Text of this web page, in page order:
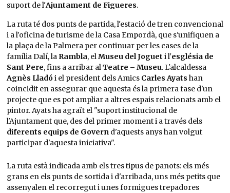
suport de l'Ajuntament de Figueres.
La ruta té dos punts de partida, l'estació de tren convencional
i a l'oficina de turisme de la Casa Empordà, que s'unifiquen a
la plaça de la Palmera per continuar per les cases de la
família Dalí, la Rambla, elMuseu del Joguet i l'església de
Sant Pere, fins a arribar alTeatre – Museu. L'alcaldessa
Agnès Lladói el president dels Amics Carles Ayats han
coincidit en assegurar que aquesta és la primera fase d'un
projecte que es pot ampliar a altres espais relacionats amb el
pintor. Ayats ha agraït el "suport institucional de
l'Ajuntament que, des del primer moment i a través dels
diferents equips de Governd'aquests anys han volgut
participar d'aquesta iniciativa".
La ruta està indicada amb els tres tipus de panots: els més
grans en els punts de sortida i d'arribada, uns més petits que
assenyalen el recorregut i unes formigues trepadores